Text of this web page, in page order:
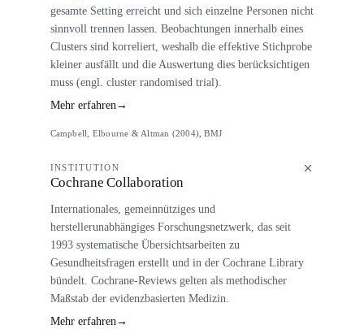
gesamte Setting erreicht und sich einzelne Personen nicht
sinnvoll trennen lassen. Beobachtungen innerhalb eines
Clusters sind korreliert, weshalb die effektive Stichprobe
kleiner ausfällt und die Auswertung dies berücksichtigen
muss (engl. cluster randomised trial).
Mehr erfahren→
Campbell, Elbourne & Altman (2004), BMJ
INSTITUTION
Cochrane Collaboration
Internationales, gemeinnütziges und
herstellerunabhängiges Forschungsnetzwerk, das seit
1993 systematische Übersichtsarbeiten zu
Gesundheitsfragen erstellt und in der Cochrane Library
bündelt. Cochrane-Reviews gelten als methodischer
Maßstab der evidenzbasierten Medizin.
Mehr erfahren→